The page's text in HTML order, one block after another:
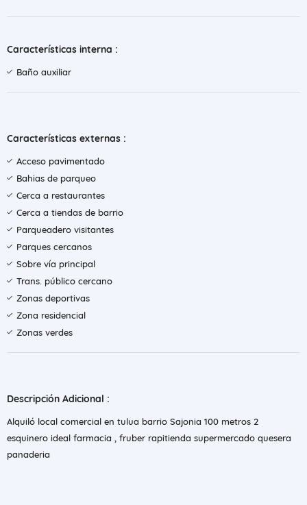
Características interna :
Baño auxiliar
Características externas :
Acceso pavimentado
Bahias de parqueo
Cerca a restaurantes
Cerca a tiendas de barrio
Parqueadero visitantes
Parques cercanos
Sobre vía principal
Trans. público cercano
Zonas deportivas
Zona residencial
Zonas verdes
Descripción Adicional :
Alquiló local comercial en tulua barrio Sajonia 100 metros 2
esquinero ideal farmacia , fruber rapitienda supermercado quesera
panaderia